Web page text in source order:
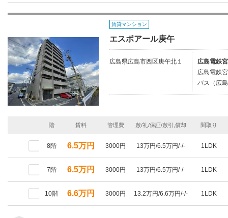
賃貸マンション
エスポアール庚午
広島県広島市西区庚午北１
広島電鉄
広島電鉄
バス（広
階 賃料 管理費 敷/礼/保証/敷引,償却 間取り
8階 6.5万円 3000円 13万円/6.5万円/-/- 1LDK
7階 6.5万円 3000円 13万円/6.5万円/-/- 1LDK
10階 6.6万円 3000円 13.2万円/6.6万円/-/- 1LDK